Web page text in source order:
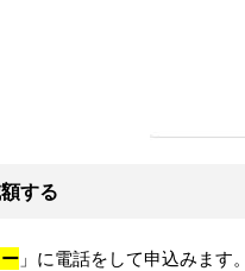
する
」に電話をして申込みます。